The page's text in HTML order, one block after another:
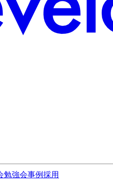
勉強会事例採用